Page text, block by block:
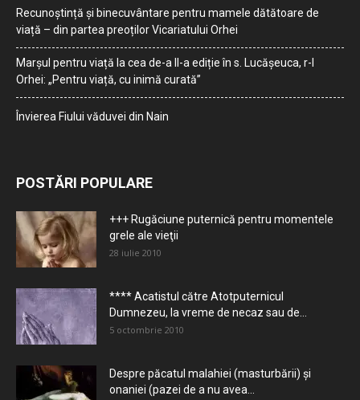
Recunoștință și binecuvântare pentru mamele dătătoare de
viață – din partea preoților Vicariatului Orhei
Marșul pentru viață la cea de-a II-a ediție în s. Lucășeuca, r-l
Orhei: „Pentru viață, cu inimă curată”
Învierea Fiului văduvei din Nain
POSTĂRI POPULARE
+++ Rugăciune puternică pentru momentele
grele ale vieţii
28 iulie 2010
**** Acatistul către Atotputernicul
Dumnezeu, la vreme de necaz sau de...
5 octombrie 2010
Despre păcatul malahiei (masturbării) şi
onaniei (pazei de a nu avea...